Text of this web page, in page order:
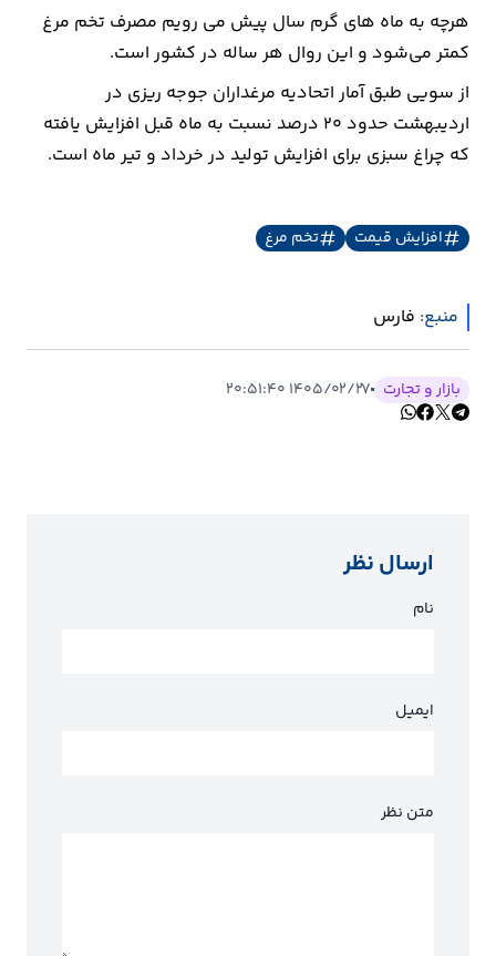
ارتباطات
خودرو
عمومی
شناور
هرچه به ماه های گرم سال پیش می رویم مصرف تخم مرغ
کمتر می‌شود و این روال هر ساله در کشور است.
از سویی طبق آمار اتحادیه مرغداران جوجه ریزی در
اردیبهشت حدود ۲۰ درصد نسبت به ماه قبل افزایش یافته
که چراغ سبزی برای افزایش تولید در خرداد و تیر ماه است.
افزایش قیمت تخم مرغ
منبع: فارس
بازار و تجارت ۱۴۰۵/۰۲/۲۷ ۲۰:۵۱:۴۰
ارسال نظر
نام
ایمیل
متن نظر